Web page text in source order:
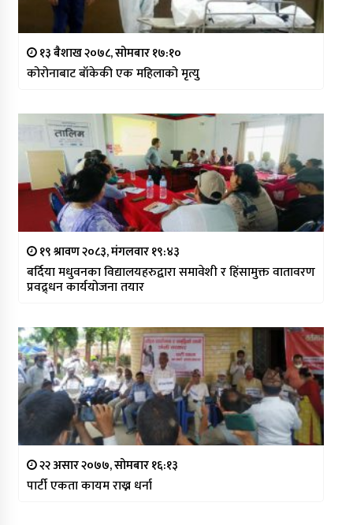
१३ बैशाख २०७८, सोमबार १७:१०
कोरोनाबाट बाँकेकी एक महिलाको मृत्यु
१९ श्रावण २०८३, मंगलवार १९:४३
बर्दिया मधुवनका विद्यालयहरुद्वारा समावेशी र हिंसामुक्त वातावरण
प्रवद्र्धन कार्ययोजना तयार
२२ असार २०७७, सोमबार १६:१३
पार्टी एकता कायम राख्न धर्ना